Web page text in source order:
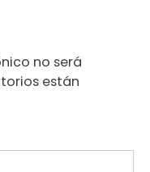
no será
están